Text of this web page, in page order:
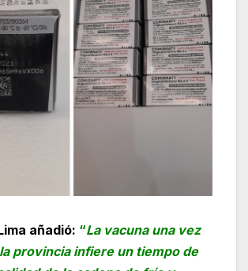
añadió: “La vacuna una vez
provincia infiere un tiempo de